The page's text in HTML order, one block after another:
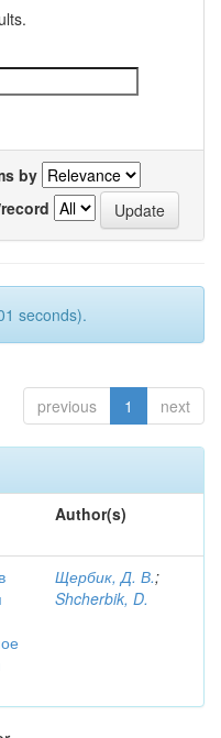
by
seconds).
previous 1 next
Author(s)
Щербик, Д. В.;
Shcherbik, D.